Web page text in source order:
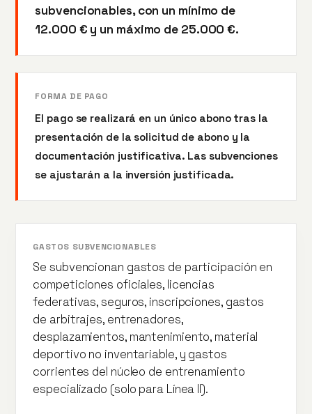
subvencionables, con un mínimo de
12.000 € y un máximo de 25.000 €.
FORMA DE PAGO
El pago se realizará en un único abono tras la
presentación de la solicitud de abono y la
documentación justificativa. Las subvenciones
se ajustarán a la inversión justificada.
GASTOS SUBVENCIONABLES
Se subvencionan gastos de participación en
competiciones oficiales, licencias
federativas, seguros, inscripciones, gastos
de arbitrajes, entrenadores,
desplazamientos, mantenimiento, material
deportivo no inventariable, y gastos
corrientes del núcleo de entrenamiento
especializado (solo para Línea II).